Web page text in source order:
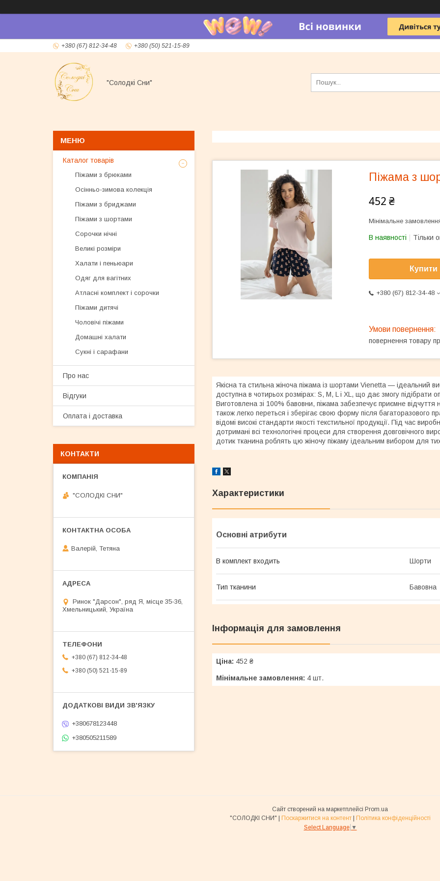
+380 (67) 812-34-48 +380 (50) 521-15-89
"Солодкі Сни"
Піжама з
452 ₴
Мінімальне
В наявності Тільки
Купити
+380 (67) 812-34-48
повернення товару
Якісна та стильна жіноча піжама із шортами Vienetta — ідеальний
доступна в чотирьох розмірах: S, M, L і XL, що дає змогу підібрати
Виготовлена зі 100% бавовни, піжама забезпечує приємне відчуття
також легко переться і зберігає свою форму після багаторазового
відомі високі стандарти якості текстильної продукції. Під час
дотримані всі технологічні процеси для створення довговічного
дотик тканина роблять цю жіночу піжаму ідеальним вибором для
Характеристики
Основні атрибути
В комплект входить Шорти
Тип тканини Бавовна
Інформація для замовлення
Ціна: 452 ₴
Мінімальне замовлення: 4 шт.
Каталог товарів
Піжами з брюками
Осінньо-зимова колекція
Піжами з бриджами
Піжами з шортами
Сорочки нічні
Великі розміри
Халати і пеньюари
Одяг для вагітних
Атласні комплект і сорочки
Піжами дитячі
Чоловічі піжами
Домашні халати
Сукні і сарафани
Про нас
Відгуки
Оплата і доставка
КОНТАКТИ
"СОЛОДКІ СНИ"
Валерій, Тетяна
Ринок "Дарсон", ряд Я, місце 35-36,
Хмельницький, Україна
+380 (67) 812-34-48
+380 (50) 521-15-89
+380678123448
+380505211589
Сайт створений на маркетплейсі Prom.ua
Поскаржитися на контент
Політика конфіденційності
Select Language ▼